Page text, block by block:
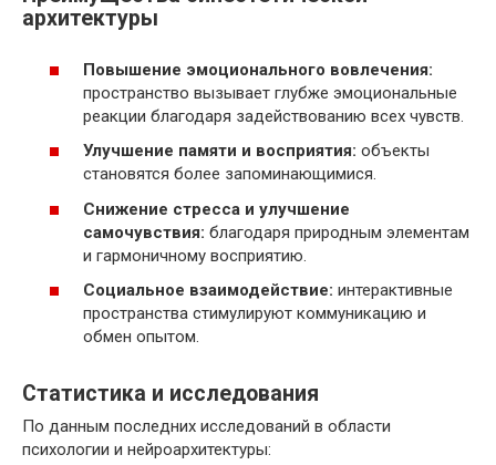
архитектуры
Повышение эмоционального вовлечения:
пространство вызывает глубже эмоциональные
реакции благодаря задействованию всех чувств.
Улучшение памяти и восприятия: объекты
становятся более запоминающимися.
Снижение стресса и улучшение
самочувствия: благодаря природным элементам
и гармоничному восприятию.
Социальное взаимодействие: интерактивные
пространства стимулируют коммуникацию и
обмен опытом.
Статистика и исследования
По данным последних исследований в области
психологии и нейроархитектуры: